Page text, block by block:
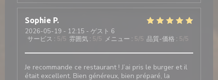
Sophie P
2026-05-19 - 12:15 - ゲスト 6
サービス : 5/5 雰囲気 : 5/5 メニュー : 5/5 品質-価格 : 5/5
Je recommande ce restaurant ! J’ai pris le burger et il
était excellent. Bien généreux, bien préparé, la